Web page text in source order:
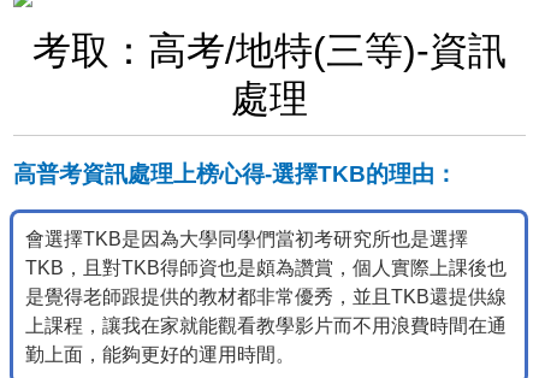
考取：高考/地特(三等)-資訊
處理
高普考資訊處理上榜心得-選擇TKB的理由：
會選擇TKB是因為大學同學們當初考研究所也是選擇
TKB，且對TKB得師資也是頗為讚賞，個人實際上課後也
是覺得老師跟提供的教材都非常優秀，並且TKB還提供線
上課程，讓我在家就能觀看教學影片而不用浪費時間在通
勤上面，能夠更好的運用時間。